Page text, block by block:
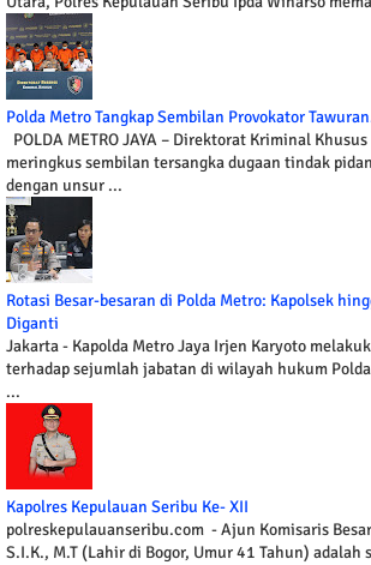
Polda Metro Tangkap Sembilan Provokator
POLDA METRO JAYA – Direktorat Kriminal
meringkus sembilan tersangka dugaan tindak
dengan unsur ...
Rotasi Besar-besaran di Polda Metro: Kapolsek
Diganti
Jakarta - Kapolda Metro Jaya Irjen Karyoto
terhadap sejumlah jabatan di wilayah hukum
...
Kapolres Kepulauan Seribu Ke- XII
polreskepulauanseribu.com - Ajun Komisaris
S.I.K., M.T (Lahir di Bogor, Umur 41 Tahun) adalah